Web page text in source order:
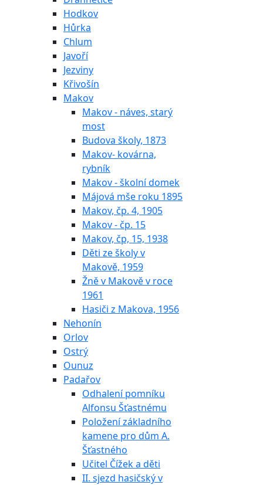
Hodkov
Hůrka
Chlum
Javoří
Jezviny
Křivošín
Makov
Makov - náves, starý
most
Budova školy, 1873
Makov- kovárna,
rybník
Makov - školní domek
Májová mše roku 1895
Makov, čp. 4, 1905
Makov - čp. 15
Makov, čp, 15, 1938
Děti ze školy v
Makově, 1959
Žně v Makově v roce
1961
Hasiči z Makova, 1956
Nehonín
Orlov
Ostrý
Ounuz
Padařov
Odhalení pomníku
Alfonsu Šťastnému
Položení základního
kamene pro dům A.
Šťastného
Učitel Čížek a děti
II. sjezd hasičský v